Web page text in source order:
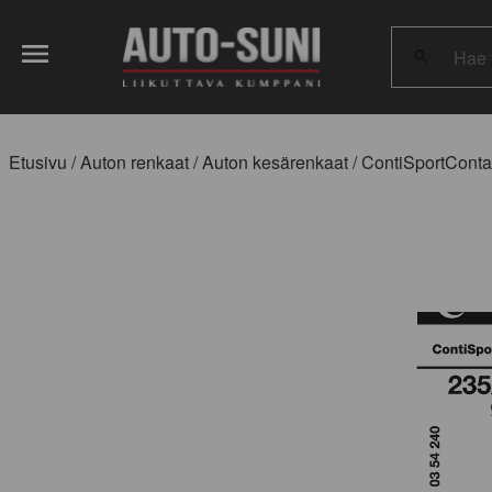
tuotteita:
Etusivu /Auton renkaat/Auton kesärenkaat/